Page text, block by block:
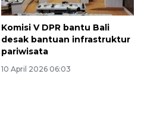
Komisi V DPR bantu Bali
desak bantuan infrastruktur
pariwisata
10 April 2026 06:03